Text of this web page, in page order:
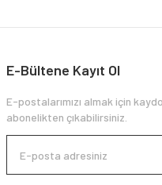
E-Bültene Kayıt Ol
E-postalarımızı almak için
abonelikten çıkabilirsiniz.